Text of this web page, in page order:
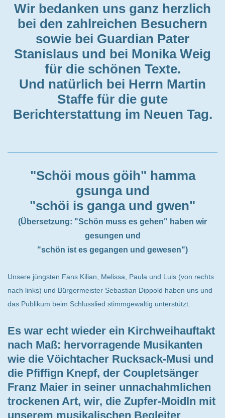
Wir bedanken uns ganz herzlich
bei den zahlreichen Besuchern
sowie bei Guardian Pater
Stanislaus und bei Monika Weig
für die schönen Texte.
Und natürlich bei Herrn Martin
Staffe für die gute
Berichterstattung im Neuen Tag.
"Schöi mous göih" hamma
gsunga und
"schöi is ganga und gwen"
(Übersetzung: "Schön muss es gehen" haben wir
gesungen und
"schön ist es gegangen und gewesen")
Unsere jüngsten Fans Kilian, Melissa, Paula und Luis (von rechts
nach links) und Bürgermeister Sebastian Dippold haben uns und
das Publikum beim Schlusslied stimmgewaltig unterstützt.
Es war echt wieder ein Kirchweihauftakt
nach Maß: hervorragende Musikanten
wie die Vöichtacher Rucksack-Musi und
die Pfiffign Knepf, der Coupletsänger
Franz Maier in seiner unnachahmlichen
trockenen Art, wir, die Zupfer-Moidln mit
unserem musikalischen Begleiter